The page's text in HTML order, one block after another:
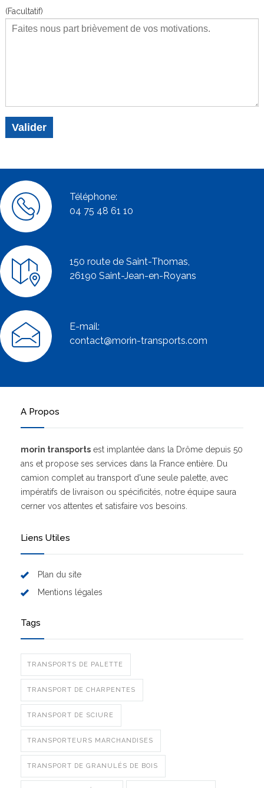
(Facultatif)
Téléphone:
04 75 48 61 10
150 route de Saint-Thomas,
26190 Saint-Jean-en-Royans
E-mail:
contact@morin-transports.com
A Propos
morin transports est implantée dans la Drôme depuis 50
ans et propose ses services dans la France entière. Du
camion complet au transport d'une seule palette, avec
impératifs de livraison ou spécificités, notre équipe saura
cerner vos attentes et satisfaire vos besoins.
Liens Utiles
Plan du site
Mentions légales
Tags
TRANSPORTS DE PALETTE
TRANSPORT DE CHARPENTES
TRANSPORT DE SCIURE
TRANSPORTEURS MARCHANDISES
TRANSPORT DE GRANULÉS DE BOIS